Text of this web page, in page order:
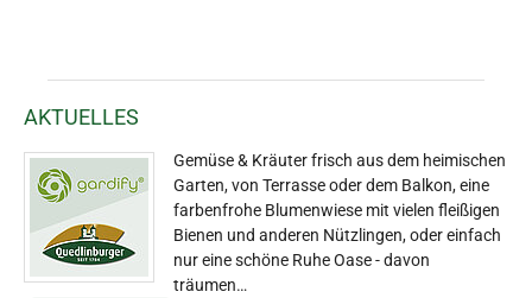
AKTUELLES
Gemüse & Kräuter frisch aus dem heimischen
Garten, von Terrasse oder dem Balkon, eine
farbenfrohe Blumenwiese mit vielen fleißigen
Bienen und anderen Nützlingen, oder einfach
nur eine schöne Ruhe Oase - davon
träumen…